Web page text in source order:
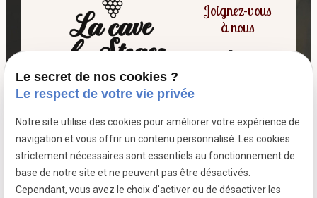
Siret :39799787500026
Joignez-vous
à nous
7 passage fleuri
- 59380 SOCX
Le secret de nos cookies ?
Le respect de votre vie privée
Notre site utilise des cookies pour améliorer votre expérience de
navigation et vous offrir un contenu personnalisé. Les cookies
strictement nécessaires sont essentiels au fonctionnement de
base de notre site et ne peuvent pas être désactivés.
Cependant, vous avez le choix d'activer ou de désactiver les